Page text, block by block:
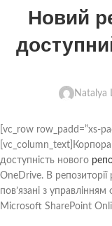
Новий
Natalya
[vc_row row_padd=”xs-
доступність нового
OneDrive. В
пов’язані з
Microsoft SharePoint